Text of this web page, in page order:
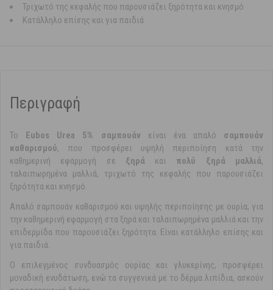
Τριχωτό της κεφαλής που παρουσιάζει ξηρότητα και κνησμό
Κατάλληλο επίσης και για παιδιά
Περιγραφή
Το Eubos Urea 5% σαμπουάνείναι ένα απαλό σαμπουάν
καθαρισμού, που προσφέρει υψηλή περιποίηση κατά την
καθημερινή εφαρμογή σε ξηρά και πολύ ξηρά μαλλιά,
ταλαιπωρημένα μαλλιά, τριχωτό της κεφαλής που παρουσιάζει
ξηρότητα και κνησμό.
Απαλό σαμπουάν καθαρισμού και υψηλής περιποίησης με ουρία, για
την καθημερινή εφαρμογή στα ξηρά και ταλαιπωρημένα μαλλιά και την
επιδερμίδα που παρουσιάζει ξηρότητα. Είναι κατάλληλο επίσης και
για παιδιά.
Ο επιλεγμένος συνδυασμός ουρίας και γλυκερίνης, προσφέρει
μοναδική ενυδάτωση, ενώ τα συγγενικά με το δέρμα λιπίδια, ασκούν